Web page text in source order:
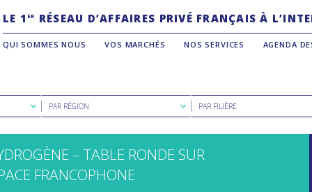
LE 1 ER RÉSEAU D’AFFAIRES PRIVÉ FRANÇAIS À
QUI SOMMES NOUS VOS MARCHÉS NOS SERVICES AGENDA
Rechercher
parPAR RÉGION
Rechercher
parPAR FILIÈRE
– TABLE RONDE SUR
FRANCOPHONE